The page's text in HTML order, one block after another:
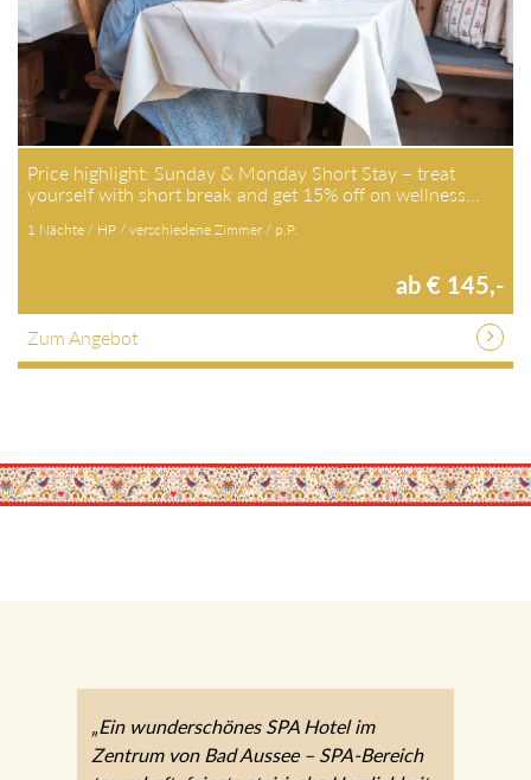
Price highlight: Sunday & Monday Short Stay – treat
yourself with short break and get 15% off on wellness…
1 Nächte / HP / verschiedene Zimmer / p.P.
ab € 145,-
Zum Angebot
„Ein wunderschönes SPA Hotel im
Zentrum von Bad Aussee – SPA-Bereich